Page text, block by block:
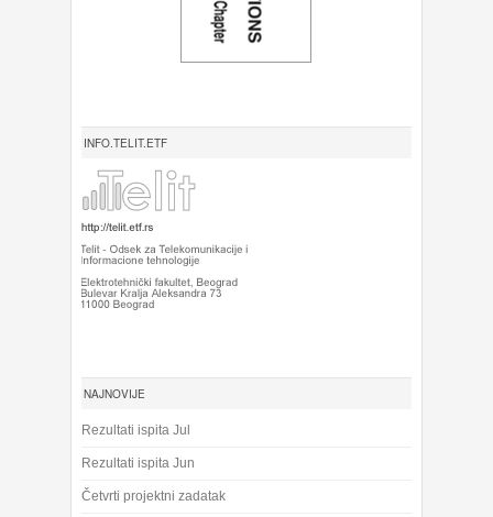
INFO.TELIT.ETF
NAJNOVIJE
Rezultati ispita Jul
Rezultati ispita Jun
Četvrti projektni zadatak